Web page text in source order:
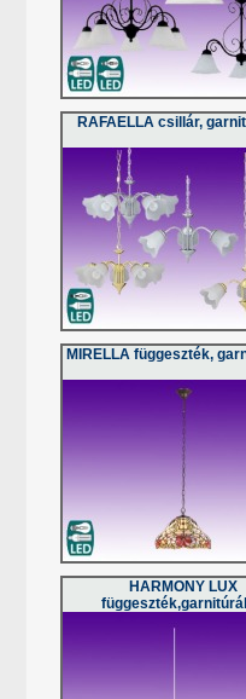
RAFAELLA csillár,
MIRELLA függeszték,
HARMONY LUX